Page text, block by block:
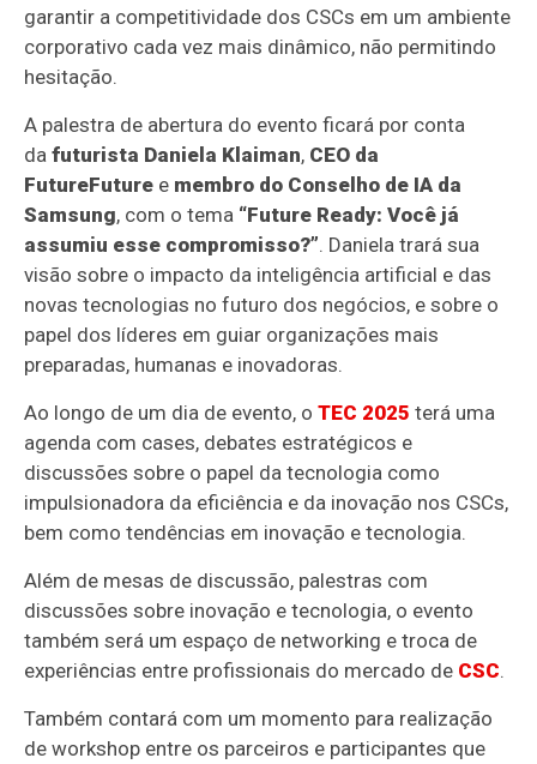
garantir a competitividade dos CSCs em um ambiente
corporativo cada vez mais dinâmico, não permitindo
hesitação.
A palestra de abertura do evento ficará por conta
dafuturista Daniela Klaiman, CEO da
FutureFuture e membro do Conselho de IA da
Samsung, com o tema “Future Ready: Você já
assumiu esse compromisso?”. Daniela trará sua
visão sobre o impacto da inteligência artificial e das
novas tecnologias no futuro dos negócios, e sobre o
papel dos líderes em guiar organizações mais
preparadas, humanas e inovadoras.
Ao longo de um dia de evento, oTEC 2025 terá uma
agenda com cases, debates estratégicos e
discussões sobre o papel da tecnologia como
impulsionadora da eficiência e da inovação nos CSCs,
bem como tendências em inovação e tecnologia.
Além de mesas de discussão, palestras com
discussões sobre inovação e tecnologia, o evento
também será um espaço de networking e troca de
experiências entre profissionais do mercado de CSC.
Também contará com um momento para realização
de workshop entre os parceiros e participantes que